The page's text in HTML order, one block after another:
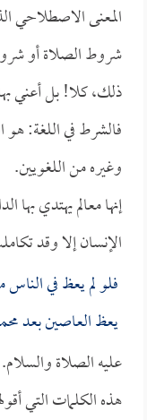
المعنى الاصطلاحي
شروط الصلاة أو
ذلك، كلا! بل أعني
فالشرط في اللغة: هو
وغيره من اللغويين.
إنها معالم يهتدي
الإنسان إلا وقد
فلو لم يعظ في
يعظ العاصين بعد
عليه الصلاة والسلام.
هذه الكلمات التي